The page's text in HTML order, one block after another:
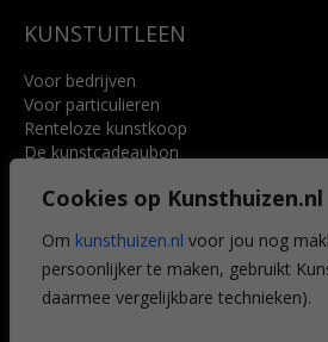
Cookies op Kunsthuizen.nl
Om kunsthuizen.nl voor jou nog
persoonlijker te maken, gebruikt
daarmee vergelijkbare technieken).
KUNSTUITLEEN
Voor bedrijven
Voor particulieren
Renteloze kunstkoop
De kunstcadeaubon
Voordelen
Veelgestelde vragen
CONTACT